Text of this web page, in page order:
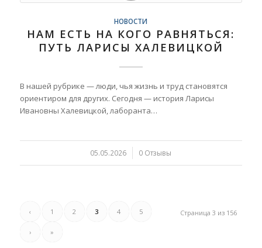
НОВОСТИ
НАМ ЕСТЬ НА КОГО РАВНЯТЬСЯ:
ПУТЬ ЛАРИСЫ ХАЛЕВИЦКОЙ
В нашей рубрике — люди, чья жизнь и труд становятся
ориентиром для других. Сегодня — история Ларисы
Ивановны Халевицкой, лаборанта…
05.05.2026
/ 0 Отзывы
Страница 3 из 156
‹ 1 2 3 4 5
› »